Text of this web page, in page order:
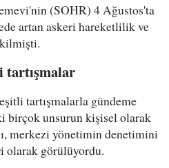
(SOHR) 4 Ağustos'ta
artan askeri hareketlilik ve
tartışmalar
tartışmalarla gündeme
unsurun kişisel olarak
merkezi yönetimin denetimini
olarak görülüyordu.